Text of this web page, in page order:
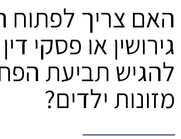
האם צריך לפתוח
גירושין או פסקי
להגיש תביעת
מזונות ילדים?